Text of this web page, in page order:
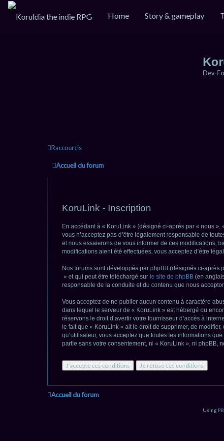
Home Story & gameplay
Dev-
Raccourcis
Accueil du forum
KoruLink - Inscription
En accédant à « KoruLink » (désigné ci-après par « nous
vous n’acceptez pas d’être légalement responsable de
et nous essaierons de vous informer de ces modifications,
modifications aient été effectuées, vous acceptez d’être
Nos forums sont développés par phpBB (désignés ci-
» et qui peut être téléchargé sur le site de phpBB (en
responsable de la conduite et du contenu que nous
Vous acceptez de ne publier aucun contenu à caractère
dans lequel le serveur de « KoruLink » est hébergé ou
réservons le droit d’avertir votre fournisseur d’accès à
le fait que « KoruLink » ait le droit de supprimer, de
qu’utilisateur, vous acceptez que toutes les informations
partie sans votre consentement, ni « KoruLink », ni phpBB,
Accueil du forum
Using